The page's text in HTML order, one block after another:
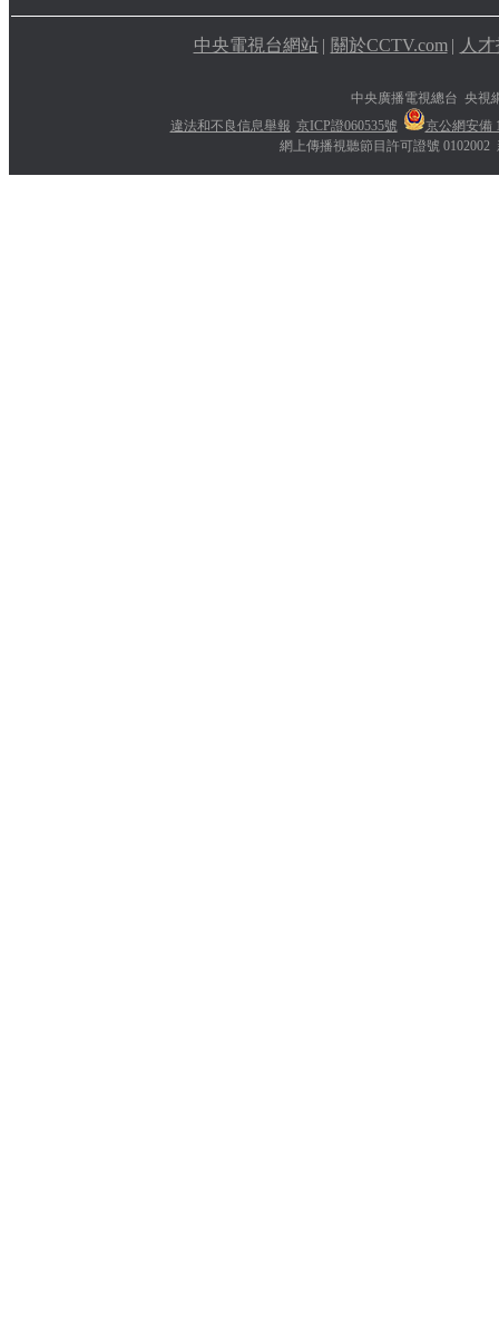
中央電視台網站 | 關於CCTV.com | 人
中央廣播電視總台 央視
違法和不良信息舉報 京ICP證060535號
京公網安備
網上傳播視聽節目許可證號 0102002